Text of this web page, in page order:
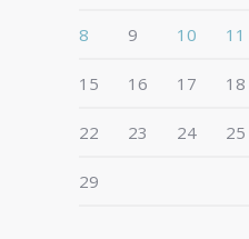
8 9 10 11
15 16 17 18
22 23 24 25
29